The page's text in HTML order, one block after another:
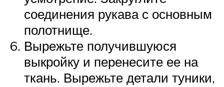
соединения рукава с основным
полотнище.
Вырежьте получившуюся
выкройку и перенесите ее на
ткань. Вырежьте детали туники,